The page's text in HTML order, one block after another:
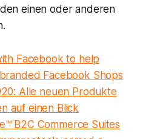
einen oder anderen
Facebook to help
Facebook Shops
Alle neuen Produkte
auf einen Blick
B2C Commerce Suites